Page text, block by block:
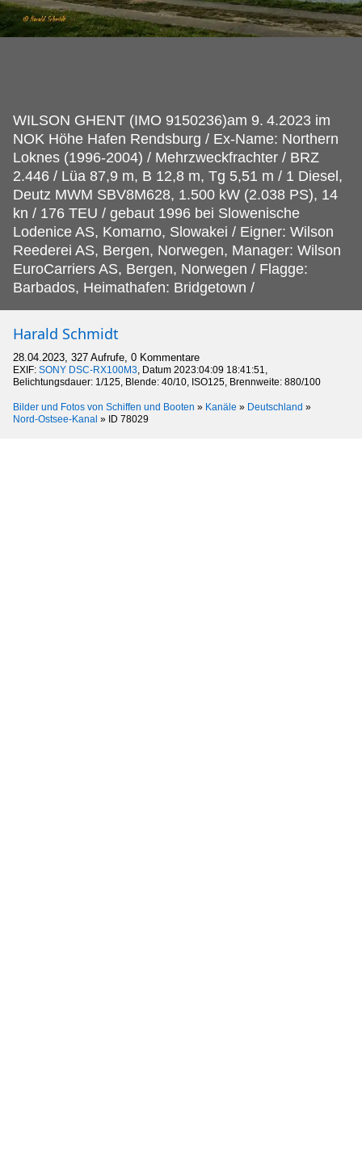
WILSON GHENT (IMO 9150236)am 9. 4.2023 im
NOK Höhe Hafen Rendsburg / Ex-Name: Northern
Loknes (1996-2004) / Mehrzweckfrachter / BRZ
2.446 / Lüa 87,9 m, B 12,8 m, Tg 5,51 m / 1 Diesel,
Deutz MWM SBV8M628, 1.500 kW (2.038 PS), 14
kn / 176 TEU / gebaut 1996 bei Slowenische
Lodenice AS, Komarno, Slowakei / Eigner: Wilson
Reederei AS, Bergen, Norwegen, Manager: Wilson
EuroCarriers AS, Bergen, Norwegen / Flagge:
Barbados, Heimathafen: Bridgetown /
Harald Schmidt
28.04.2023, 327 Aufrufe, 0 Kommentare
EXIF: SONY DSC-RX100M3, Datum 2023:04:09 18:41:51,
Belichtungsdauer: 1/125, Blende: 40/10, ISO125, Brennweite: 880/100
Bilder und Fotos von Schiffen und Booten » Kanäle » Deutschland »
Nord-Ostsee-Kanal » ID 78029